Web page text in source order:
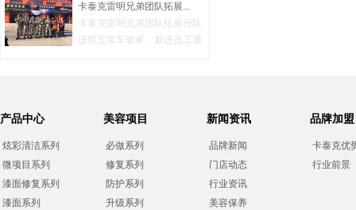
卡泰克雷明兄弟团队拓展...
卡泰克雷明兄弟团队拓展分队
进驻五常车管家，新进员工通
产品中心
炫彩清洁系列
微项目系列
漆面修复系列
漆面系列
美容项目
必做系列
修复系列
防护系列
升级系列
新闻资讯
品牌新闻
门店动态
行业资讯
美容保养
品牌加盟
卡泰克优
行业前景